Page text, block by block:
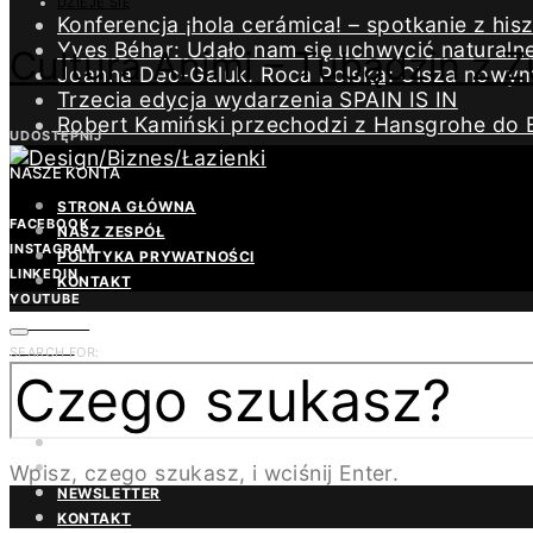
Konferencja ¡hola cerámica! – spotkanie z
Yves Béhar: Udało nam się uchwycić
Joanna Dec-Galuk, Roca Polska: Cisza
Trzecia edycja wydarzenia SPAIN IS IN
Robert Kamiński przechodzi z Hansgrohe do
NASZE KONTA
FACEBOOK
INSTAGRAM
LINKEDIN
YOUTUBE
TWITTER
REDAKCJA
BEZPŁATNA PRENUMERATA
ŁAZIENKA.PRO
NEWSLETTER
KONTAKT
Cultura Animi – Tubądzin z
UDOSTĘPNIJ
STRONA GŁÓWNA
NASZ ZESPÓŁ
POLITYKA PRYWATNOŚCI
KONTAKT
SEARCH FOR:
Wpisz, czego szukasz, i wciśnij Enter.